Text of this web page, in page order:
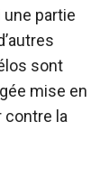
partie
sont
mise en
la